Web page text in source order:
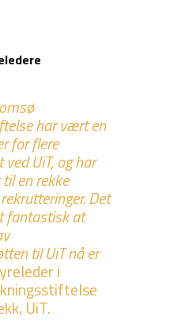
har vært en
for flere
UiT, og har
en rekke
Det
fantastisk at
til UiT nå er
i
UiT.